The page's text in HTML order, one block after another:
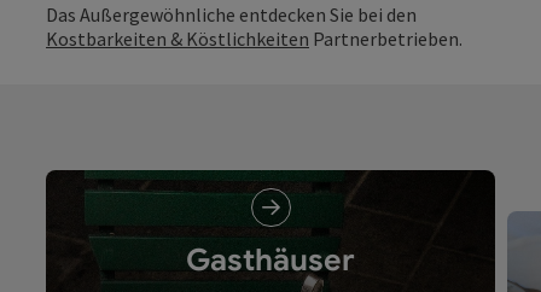
Das Außergewöhnliche entdecken Sie bei den
Kostbarkeiten & Köstlichkeiten Partnerbetrieben.
Gasthäuser